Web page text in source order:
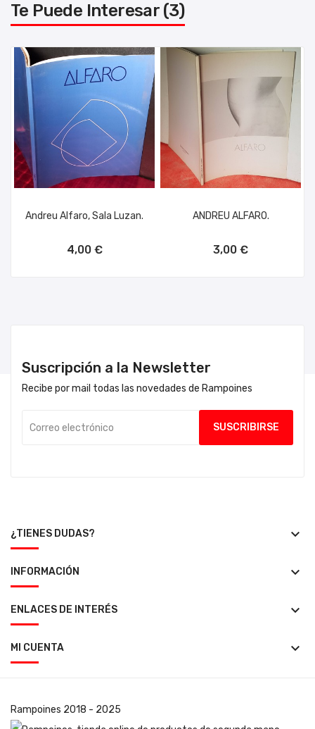
Te Puede Interesar (3)
Andreu Alfaro, Sala Luzan.
4,00 €
ANDREU ALFARO.
3,00 €
Suscripción a la Newsletter
Recibe por mail todas las novedades de Rampoines
¿TIENES DUDAS? keyboard_arrow_down
INFORMACIÓN keyboard_arrow_down
ENLACES DE INTERÉS keyboard_arrow_down
MI CUENTA keyboard_arrow_down
Rampoines 2018 - 2025